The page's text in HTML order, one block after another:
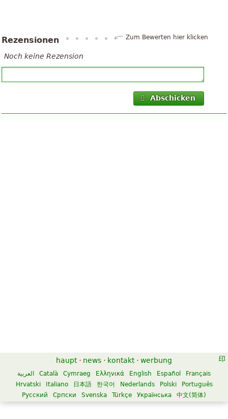
Rezensionen Zum Bewerten hier klicken
Noch keine Rezension
Abschicken
haupt · news · kontakt · werbung
العربية Català Cymraeg Ελληνικά English Español
Français
Hrvatski
Italiano 日本語 한국어 Nederlands Polski
Português
Русский
Српски Svenska Türkçe Українська 中文(简体)